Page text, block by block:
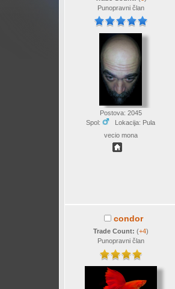
Punopravni član
Postova: 2045
Spol:
Lokacija: Pula
vecio mona
condor
Trade Count: (+4)
Punopravni član